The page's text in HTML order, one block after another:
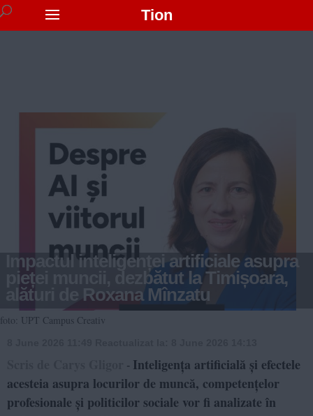
Tion
Impactul inteligenței artificiale asupra
pieței muncii, dezbătut la Timișoara,
alături de Roxana Mînzatu
foto: UPT Campus Creativ
- Inteligența artificială și efectele
acesteia asupra locurilor de muncă, competențelor
profesionale și politicilor sociale vor fi analizate în